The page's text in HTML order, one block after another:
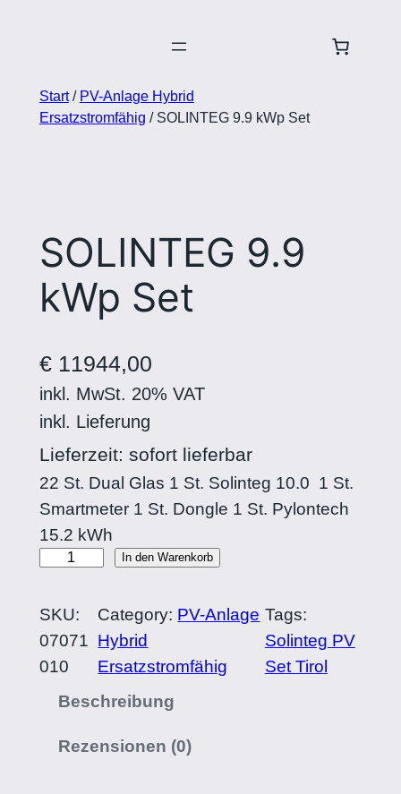
Start/ PV-Anlage Hybrid
Ersatzstromfähig / SOLINTEG 9.9 kWp Set
SOLINTEG 9.9
kWp Set
€11944,00
inkl. MwSt. 20% VAT
inkl. Lieferung
Lieferzeit: sofort lieferbar
22 St. Dual Glas 1 St. Solinteg 10.0 1 St.
Smartmeter 1 St. Dongle 1 St. Pylontech
15.2 kWh
SOLINTEG
kWp
Set
Menge
In den Warenkorb
SKU:
07071
010
Category: PV-Anlage
Hybrid
Ersatzstromfähig
Tags:
Solinteg PV
Set Tirol
Beschreibung
Rezensionen (0)